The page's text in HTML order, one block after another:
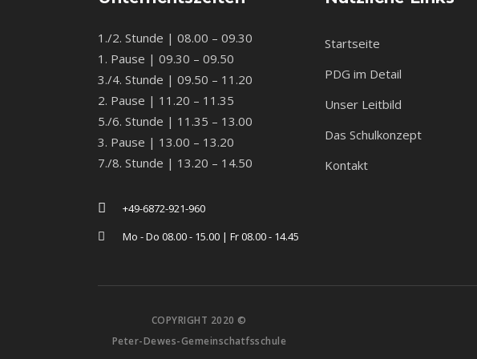
1./2. Stunde | 08.00 – 09.30
1. Pause | 09.30 – 09.50
3./4. Stunde | 09.50 – 11.20
2. Pause | 11.20 – 11.35
5./6. Stunde | 11.35 – 13.00
3. Pause | 13.00 – 13.20
7./8. Stunde | 13.20 – 14.50
+49-6872-921-960
Mo - Do 08.00 - 15.00 | Fr 08.00 - 14.45
Startseite
PDG im Detail
Unser Leitbild
Das Schulkonzept
Kontakt
COPYRIGHT 2020 ©
Peter-Dewes-Gemeinschatfsschule